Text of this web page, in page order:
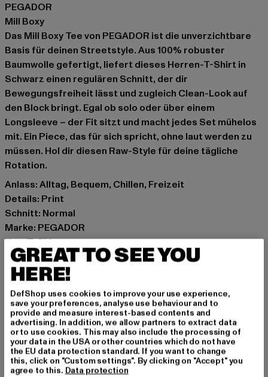
PEGADOR
Mill Boxy
Das Mill Boxy Tee von PEGADOR ist die unverzichtbare
Basis für deinen Streetstyle. Aus 100% robuster
Baumwolle gefertigt, liefert dieses Herren-T-Shirt in
Schwarz einen regulären Schnitt, der dir
Bewegungsfreiheit lässt und zugleich Clean-Look auf
den Block bringt. Egal ob solo oder über einem
Longsleeve – der Fit sitzt und macht jedes Set mühelos
mit. Ein Piece, das für sich spricht, ohne laut werden zu
müssen. Hol dir diesen Raw-Style für deine tägliche
Rotation.
Anlass: Alltag, Bequem, Chillen, Freizeit
Details: Print
Schnitt: Normal
Marke: PEGADOR
Kat.: T-Shirts
Farbe: schwarz
Hersteller Farbe: vintage black
Materialzusammensetzung: 100% Baumwolle
Art.Nr: PGDR3974-01917
Hersteller: The Mad Agency GmbH |
info@themad.agency
Hollefeldstraße 16 | 48282 Emsdetten | DE
GREAT TO SEE YOU
HERE!
DefShop uses cookies to improve your use experience,
save your preferences, analyse use behaviour and to
provide and measure interest-based contents and
advertising. In addition, we allow partners to extract data
or to use cookies. This may also include the processing of
your data in the USA or other countries which do not have
the EU data protection standard. If you want to change
this, click on "Custom settings". By clicking on "Accept" you
agree to this. Data protection